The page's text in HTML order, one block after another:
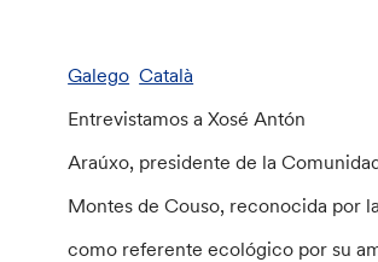
Galego Català
Entrevistamos a Xosé Antón
Araúxo, presidente de la
Montes de Couso, reconocida por
como referente ecológico por su